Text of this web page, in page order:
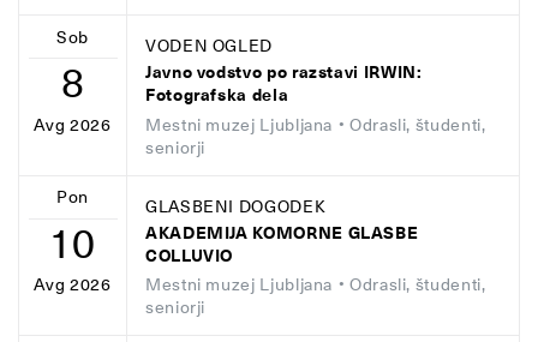
Sob
8
Avg 2026
VODEN OGLED
Javno vodstvo po razstavi IRWIN:
Fotografska dela
Mestni muzej Ljubljana • Odrasli, študenti,
seniorji
Pon
10
Avg 2026
GLASBENI DOGODEK
AKADEMIJA KOMORNE GLASBE
COLLUVIO
Mestni muzej Ljubljana • Odrasli, študenti,
seniorji